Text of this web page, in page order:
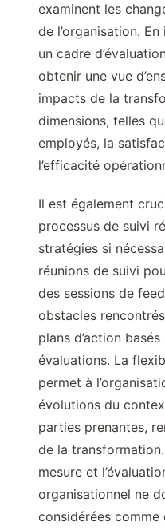
examinent les
de l’organisation.
un cadre
obtenir une vue
impacts de la
dimensions, telles
employés, la
l’efficacité
Il est également
processus de suivi
stratégies si
réunions de suivi
des sessions de
obstacles
plans d’action
évaluations. La
permet à
évolutions du
parties prenantes,
de la
mesure et
organisationnel ne
considérées comme